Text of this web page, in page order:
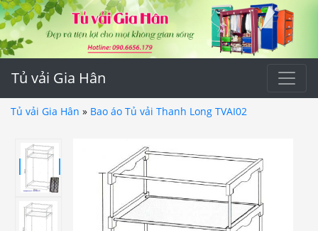
Tủ vải Gia Hân
Tủ vải Gia Hân » Bao áo Tủ vải Thanh Long TVAI02